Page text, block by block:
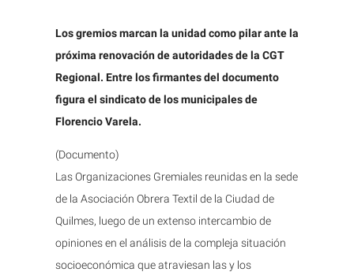
Los gremios marcan la unidad como pilar ante la
próxima renovación de autoridades de la CGT
Regional. Entre los firmantes del documento
figura el sindicato de los municipales de
Florencio Varela.
(Documento)
Las Organizaciones Gremiales reunidas en la sede
de la Asociación Obrera Textil de la Ciudad de
Quilmes, luego de un extenso intercambio de
opiniones en el análisis de la compleja situación
socioeconómica que atraviesan las y los